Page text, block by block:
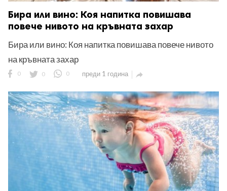
Бира или вино: Коя напитка повишава
повече нивото на кръвната захар
Бира или вино: Коя напитка повишава повече нивото
на кръвната захар
0 0 0 преди 1 година 